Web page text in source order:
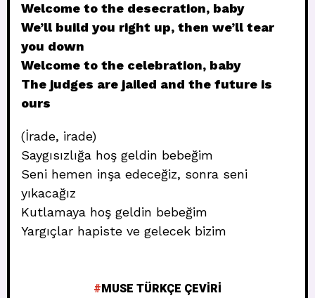
Welcome to the desecration, baby
We’ll build you right up, then we’ll tear
you down
Welcome to the celebration, baby
The judges are jailed and the future is
ours
(İrade, irade)
Saygısızlığa hoş geldin bebeğim
Seni hemen inşa edeceğiz, sonra seni
yıkacağız
Kutlamaya hoş geldin bebeğim
Yargıçlar hapiste ve gelecek bizim
MUSE TÜRKÇE ÇEVIRI